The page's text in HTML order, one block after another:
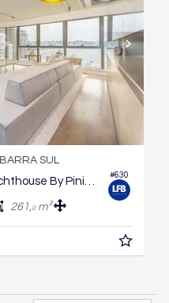
#630
BARRA SUL
Apartamento no Edifício Yachthouse By Pininfarina
261,0m²